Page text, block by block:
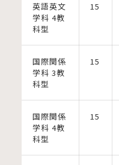
英語英文
学科 4教
科型
15
国際関係
学科 3教
科型
15
国際関係
学科 4教
科型
15